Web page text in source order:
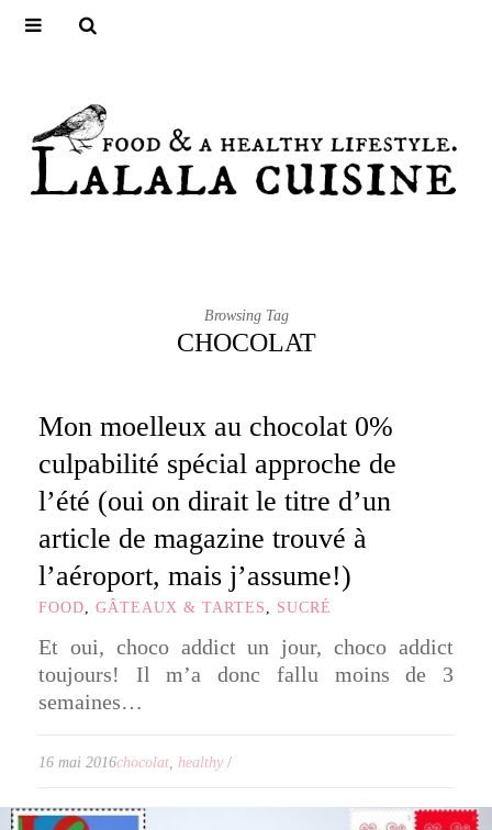
Browsing Tag
CHOCOLAT
Mon moelleux au chocolat 0%
culpabilité spécial approche de
l’été (oui on dirait le titre d’un
article de magazine trouvé à
l’aéroport, mais j’assume!)
FOOD, GÂTEAUX & TARTES , SUCRÉ
Et oui, choco addict un jour, choco addict
toujours! Il m’a donc fallu moins de 3
semaines…
16 mai 2016chocolat, healthy /